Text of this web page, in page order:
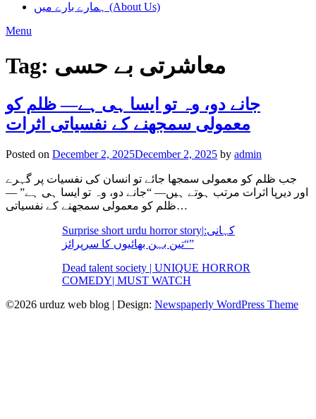
ہمارے بارے میں (About Us)
Menu
Tag: معاشرتی بے حسی
جانے دو، وہ تو ایسا ہی ہے— ظلم کو
معمولی سمجھنے کے نفسیاتی اثرات
Posted on December 2, 2025December 2, 2025 by admin
جب ظلم کو معمولی سمجھا جائے تو انسان کی نفسیات پر گہرے
اور دیرپا اثرات مرتب ہوتے ہیں— “جانے دو، وہ تو ایسا ہی ہے” —
ظلم کو معمولی سمجھنے کے نفسیاتی…
Surprise short urdu horror story|کہانی:
“تین بہن بھائیوں کا سرپرائز”
Dead talent society | UNIQUE HORROR
COMEDY| MUST WATCH
©2026 urduz web blog | Design: Newspaperly WordPress Theme